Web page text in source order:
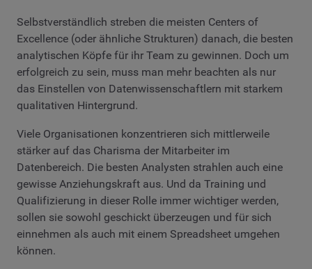
Selbstverständlich streben die meisten Centers of
Excellence (oder ähnliche Strukturen) danach, die besten
analytischen Köpfe für ihr Team zu gewinnen. Doch um
erfolgreich zu sein, muss man mehr beachten als nur
das Einstellen von Datenwissenschaftlern mit starkem
qualitativen Hintergrund.
Viele Organisationen konzentrieren sich mittlerweile
stärker auf das Charisma der Mitarbeiter im
Datenbereich. Die besten Analysten strahlen auch eine
gewisse Anziehungskraft aus. Und da Training und
Qualifizierung in dieser Rolle immer wichtiger werden,
sollen sie sowohl geschickt überzeugen und für sich
einnehmen als auch mit einem Spreadsheet umgehen
können.